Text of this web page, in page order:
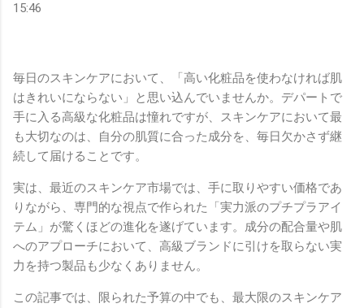
15:46
毎日のスキンケアにおいて、「高い化粧品を使わなければ肌
はきれいにならない」と思い込んでいませんか。デパートで
手に入る高級な化粧品は憧れですが、スキンケアにおいて最
も大切なのは、自分の肌質に合った成分を、毎日欠かさず継
続して届けることです。
実は、最近のスキンケア市場では、手に取りやすい価格であ
りながら、専門的な視点で作られた「実力派のプチプラアイ
テム」が驚くほどの進化を遂げています。成分の配合量や肌
へのアプローチにおいて、高級ブランドに引けを取らない実
力を持つ製品も少なくありません。
この記事では、限られた予算の中でも、最大限のスキンケア